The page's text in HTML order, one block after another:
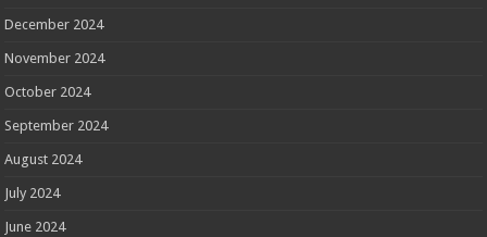
December 2024
November 2024
October 2024
September 2024
August 2024
July 2024
June 2024